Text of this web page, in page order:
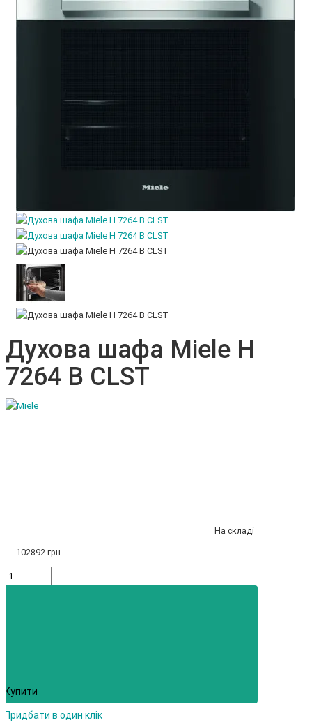
Духова шафа Miele H
7264 B CLST
На складі
102892 грн.
Купити
Придбати в один клік